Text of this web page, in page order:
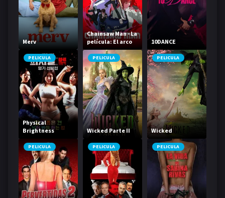
Merv
Chainsaw Man - La
película: El arco
de Reze
10DANCE
PELICULA
Physical
Brightness
PELICULA
Wicked Parte II
PELICULA
Wicked
PELICULA PELICULA PELICULA